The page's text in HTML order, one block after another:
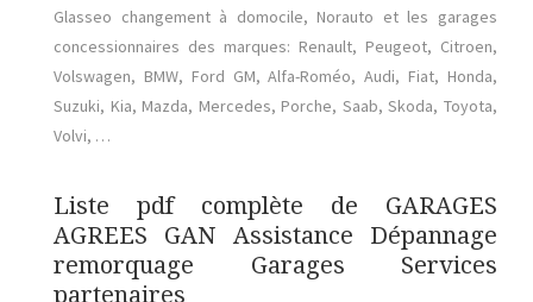
Glasseo changement à domocile, Norauto et les garages
concessionnaires des marques: Renault, Peugeot, Citroen,
Volswagen, BMW, Ford GM, Alfa-Roméo, Audi, Fiat, Honda,
Suzuki, Kia, Mazda, Mercedes, Porche, Saab, Skoda, Toyota,
Volvi, …
Liste pdf complète de
GARAGES
AGREES GAN Assistance Dépannage
remorquage Garages Services
partenaires